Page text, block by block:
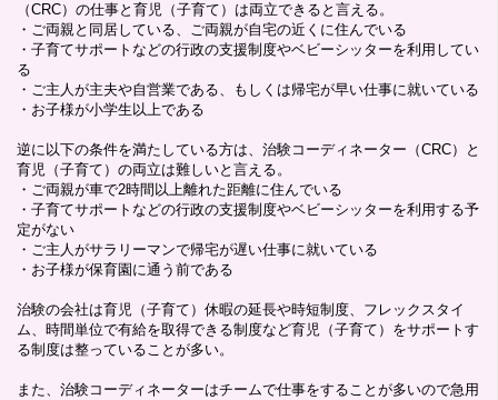
（CRC）の仕事と育児（子育て）は両立できると言える。
・ご両親と同居している、ご両親が自宅の近くに住んでいる
・子育てサポートなどの行政の支援制度やベビーシッターを利用してい
る
・ご主人が主夫や自営業である、もしくは帰宅が早い仕事に就いている
・お子様が小学生以上である
逆に以下の条件を満たしている方は、治験コーディネーター（CRC）と
育児（子育て）の両立は難しいと言える。
・ご両親が車で2時間以上離れた距離に住んでいる
・子育てサポートなどの行政の支援制度やベビーシッターを利用する予
定がない
・ご主人がサラリーマンで帰宅が遅い仕事に就いている
・お子様が保育園に通う前である
治験の会社は育児（子育て）休暇の延長や時短制度、フレックスタイ
ム、時間単位で有給を取得できる制度など育児（子育て）をサポートす
る制度は整っていることが多い。
また、治験コーディネーターはチームで仕事をすることが多いので急用